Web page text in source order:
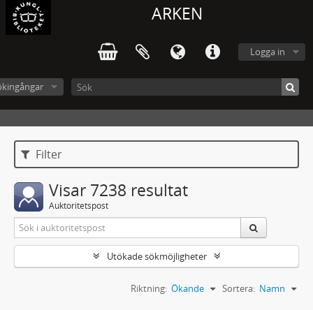
ARKEN
Logga in
Filter
Visar 7238 resultat
Auktoritetspost
Utökade sökmöjligheter
Sortera: Namn
Riktning: Ökande